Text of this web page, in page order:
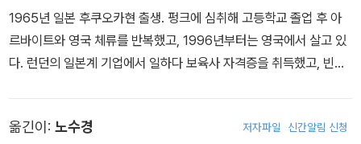
X세대는 베를린 장벽의 붕괴, 걸프전쟁, 챌린저호 폭발 사고등을 목
격했다. 그들이 어린이였던 1970년대는 이혼이 급증한 시대이기
도 하다. 경제적으로는 점차 글로벌화가 진행되어 경쟁이극심해졌
다. 그런 X세대의 양육을 미국 라이트주립대학교의 코
1965년 일본 후쿠오카현 출생. 펑크에 심취해 고등학교 졸업 후 아
르바이트와 영국 체류를 반복했고, 1996년부터는 영국에서 살고 있
다. 런던의 일본계 기업에서 일하다 보육사 자격증을 취득했고, 빈곤
야 소이치 기념 일본 논픽션 대상 최종 후보에 올랐다. 『나는 옐로에
옮긴이: 노수경 저자파일 신간알림 신청